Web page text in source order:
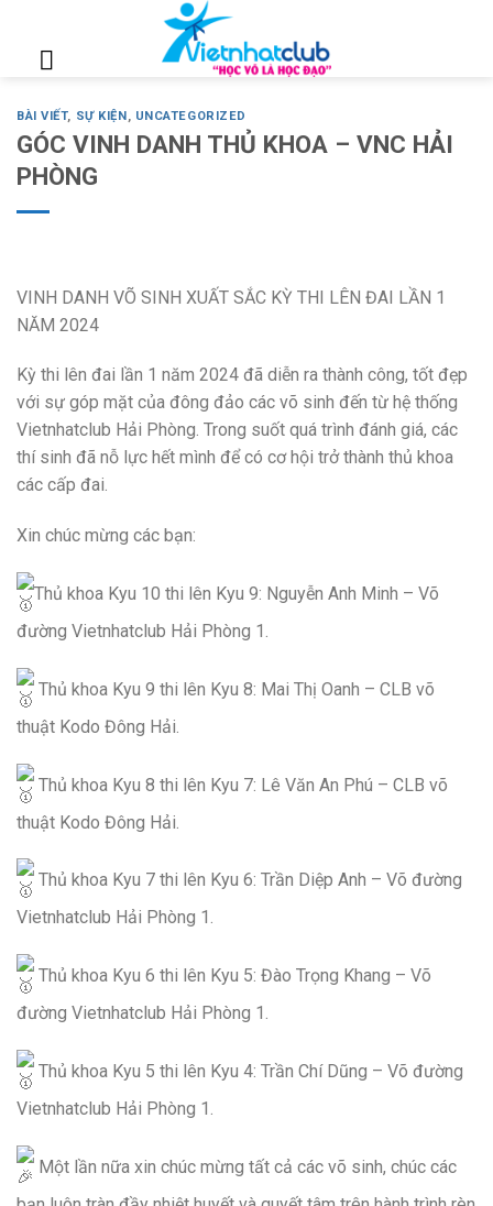
content
BÀI VIẾT, SỰ KIỆN, UNCATEGORIZED
GÓC VINH DANH THỦ KHOA – VNC HẢI
PHÒNG
VINH DANH VÕ SINH XUẤT SẮC KỲ THI LÊN ĐAI LẦN 1
NĂM 2024
Kỳ thi lên đai lần 1 năm 2024 đã diễn ra thành công, tốt đẹp
với sự góp mặt của đông đảo các võ sinh đến từ hệ thống
Vietnhatclub Hải Phòng. Trong suốt quá trình đánh giá, các
thí sinh đã nỗ lực hết mình để có cơ hội trở thành thủ khoa
các cấp đai.
Xin chúc mừng các bạn:
Thủ khoa Kyu 10 thi lên Kyu 9: Nguyễn Anh Minh – Võ
đường Vietnhatclub Hải Phòng 1.
Thủ khoa Kyu 9 thi lên Kyu 8: Mai Thị Oanh – CLB võ
thuật Kodo Đông Hải.
Thủ khoa Kyu 8 thi lên Kyu 7: Lê Văn An Phú – CLB võ
thuật Kodo Đông Hải.
Thủ khoa Kyu 7 thi lên Kyu 6: Trần Diệp Anh – Võ đường
Vietnhatclub Hải Phòng 1.
Thủ khoa Kyu 6 thi lên Kyu 5: Đào Trọng Khang – Võ
đường Vietnhatclub Hải Phòng 1.
Thủ khoa Kyu 5 thi lên Kyu 4: Trần Chí Dũng – Võ đường
Vietnhatclub Hải Phòng 1.
Một lần nữa xin chúc mừng tất cả các võ sinh, chúc các